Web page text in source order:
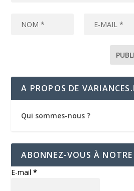
A PROPOS DE
Qui sommes-nous ?
ABONNEZ-VOUS À NOTRE
E-mail*